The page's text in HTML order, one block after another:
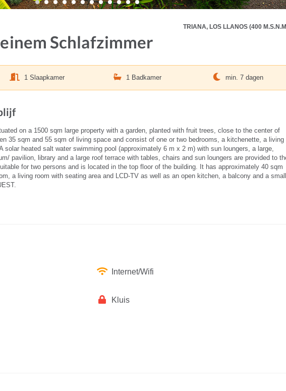
TRIANA, LOS LLANOS (400
Schlafzimmer
1 Slaapkamer 1 Badkamer min. 7 dagen
on a 1500 sqm large property with a garden, planted with fruit trees, close to the center of
35 sqm and 55 sqm of living space and consist of one or two bedrooms, a kitchenette, a living
solar heated salt water swimming pool (approximately 6 m x 2 m) with sun loungers, a large,
pavilion, library and a large roof terrace with tables, chairs and sun loungers are provided to
for two persons and is located in the top floor of the building. It has approximately 40 sqm
a living room with seating area and LCD-TV as well as an open kitchen, a balcony and a small
Internet/Wifi
Kluis